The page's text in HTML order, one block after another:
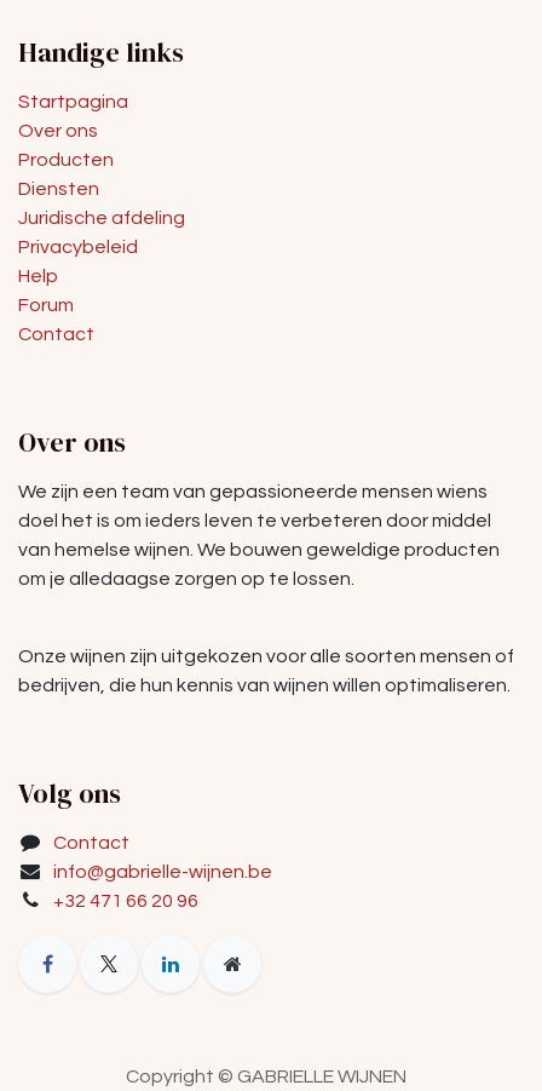
Handige links
Startpagina
Over ons
Producten
Diensten
Juridische afdeling
Privacybeleid
Help
Forum
Contact
Over ons
We zijn een team van gepassioneerde mensen wiens
doel het is om ieders leven te verbeteren door middel
van hemelse wijnen. We bouwen geweldige producten
om je alledaagse zorgen op te lossen.
Onze wijnen zijn uitgekozen voor alle soorten mensen of
bedrijven, die hun kennis van wijnen willen optimaliseren.
Volg ons
Contact
info@gabrielle-wijnen.be
+32 471 66 20 96
Copyright © GABRIELLE WIJNEN